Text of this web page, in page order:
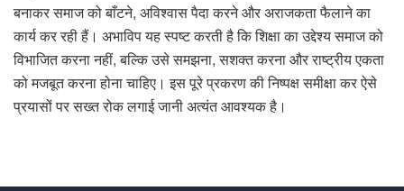
बनाकर समाज को बाँटने, अविश्वास पैदा करने और अराजकता फैलाने का
कार्य कर रही हैं। अभाविप यह स्पष्ट करती है कि शिक्षा का उद्देश्य समाज को
विभाजित करना नहीं, बल्कि उसे समझना, सशक्त करना और राष्ट्रीय एकता
को मजबूत करना होना चाहिए। इस पूरे प्रकरण की निष्पक्ष समीक्षा कर ऐसे
प्रयासों पर सख्त रोक लगाई जानी अत्यंत आवश्यक है।